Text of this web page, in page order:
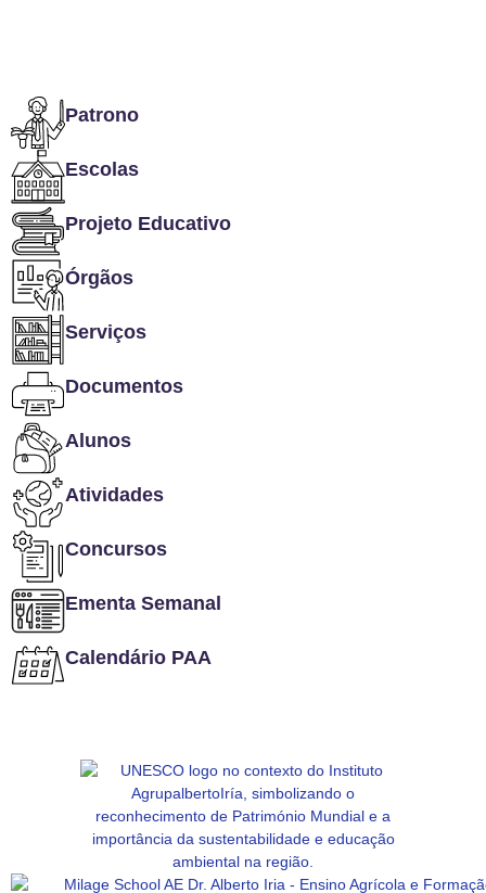
Patrono
Escolas
Projeto Educativo
Órgãos
Serviços
Documentos
Alunos
Atividades
Concursos
Ementa Semanal
Calendário PAA